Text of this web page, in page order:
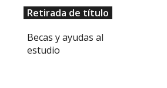
Retirada de título
Becas y ayudas al
estudio